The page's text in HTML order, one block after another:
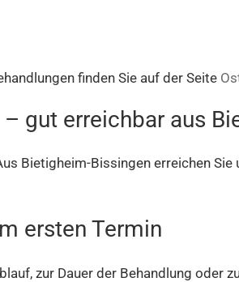
finden Sie auf der Seite
gut erreichbar aus
Bietigheim-Bissingen erreichen
ersten Termin
zur Dauer der Behandlung oder